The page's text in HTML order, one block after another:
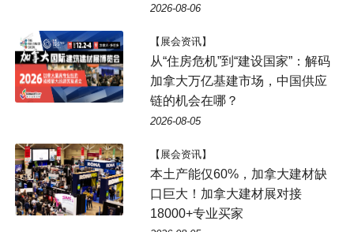
2026-08-06
【展会资讯】
从“住房危机”到“建设国家”：解码
加拿大万亿基建市场，中国供应
链的机会在哪？
2026-08-05
【展会资讯】
本土产能仅60%，加拿大建材缺
口巨大！加拿大建材展对接
18000+专业买家